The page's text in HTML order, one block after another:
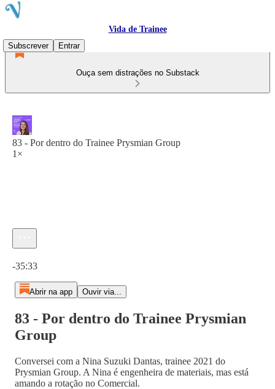
Vida de Trainee
Subscrever
Entrar
Ouça sem distrações no Substack
83 - Por dentro do Trainee Prysmian Group
1×
-35:33
Abrir na app Ouvir via...
83 - Por dentro do Trainee Prysmian
Group
Conversei com a Nina Suzuki Dantas, trainee 2021 do
Prysmian Group. A Nina é engenheira de materiais, mas está
amando a rotação no Comercial.